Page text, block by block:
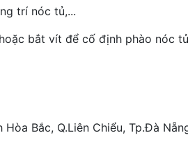
trí nóc tủ,...
bắt vít để cố định phào nóc
Bắc, Q.Liên Chiểu, Tp.Đà